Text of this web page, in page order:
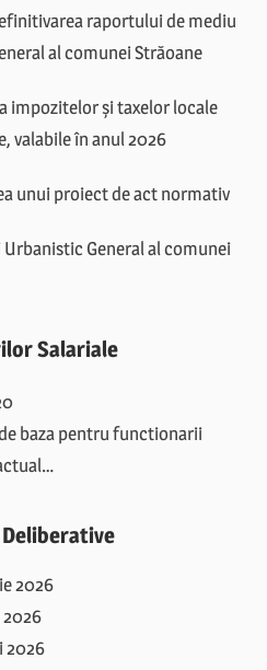
raportului de mediu
al comunei Străoane
impozitelor și taxelor locale
valabile în anul 2026
unui proiect de act normativ
General al comunei
Salariale
baza pentru functionarii
2026
2026
2026